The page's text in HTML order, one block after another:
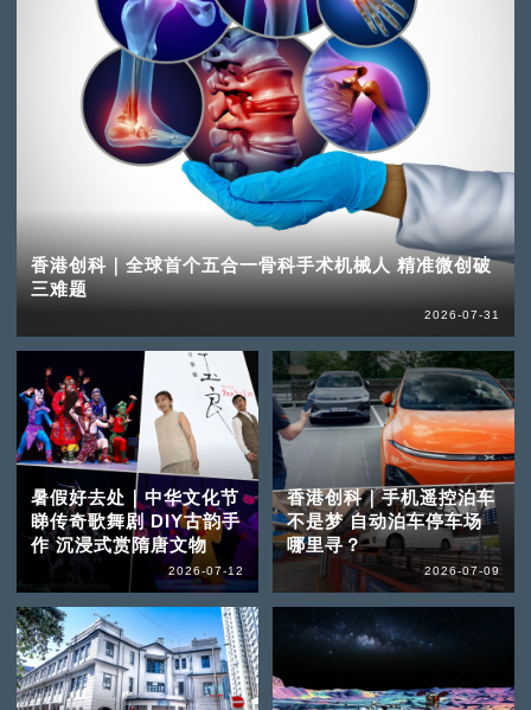
香港创科｜全球首个五合一骨科手术机械人 精准微创破
三难题
2026-07-31
暑假好去处｜中华文化节
睇传奇歌舞剧 DIY古韵手
作 沉浸式赏隋唐文物
2026-07-12
香港创科｜手机遥控泊车
不是梦 自动泊车停车场
哪里寻？
2026-07-09